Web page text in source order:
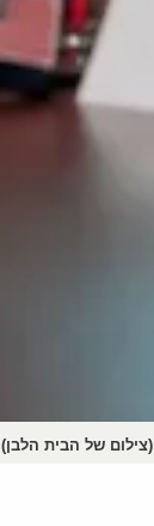
(צילום של הבית הלבן)